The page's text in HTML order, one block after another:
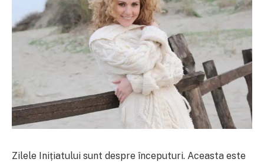
Zilele Inițiatului sunt despre începuturi. Aceasta este